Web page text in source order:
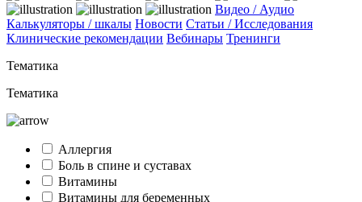
Видео / Аудио
Калькуляторы / шкалы Новости Статьи / Исследования
Клинические рекомендации Вебинары Тренинги
Тематика
Тематика
Аллергия
Боль в спине и суставах
Витамины
Витамины для беременных